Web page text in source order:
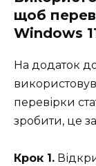
щоб
Windows
На додаток
перевірки
зробити, це
Крок 1.